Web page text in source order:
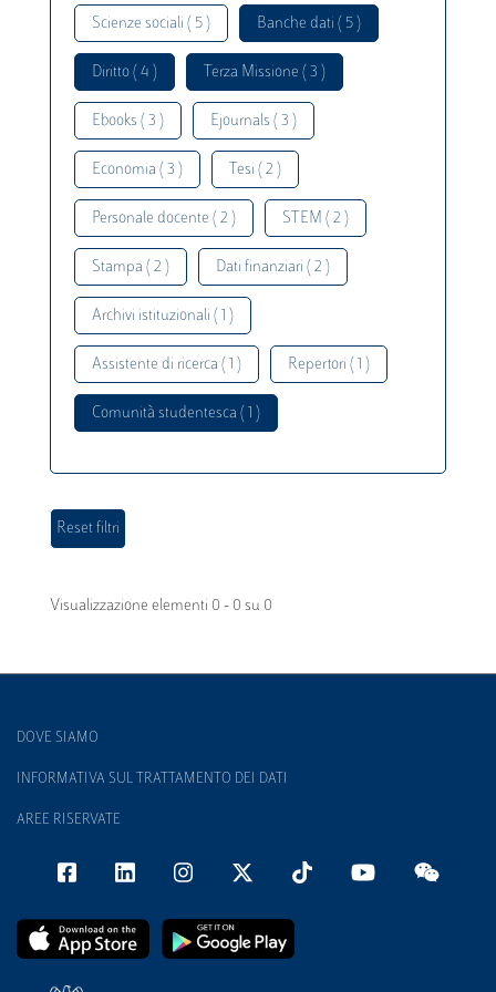
Scienze sociali ( 5 ) Banche dati ( 5 )
Diritto ( 4 ) Terza Missione ( 3 )
Ebooks ( 3 ) Ejournals ( 3 )
Economia ( 3 ) Tesi ( 2 )
Personale docente ( 2 ) STEM ( 2 )
Stampa ( 2 ) Dati finanziari ( 2 )
Archivi istituzionali ( 1 )
Assistente di ricerca ( 1 ) Repertori ( 1 )
Comunità studentesca ( 1 )
Visualizzazione elementi 0 - 0 su 0
DOVE SIAMO
INFORMATIVA SUL TRATTAMENTO DEI DATI
AREE RISERVATE